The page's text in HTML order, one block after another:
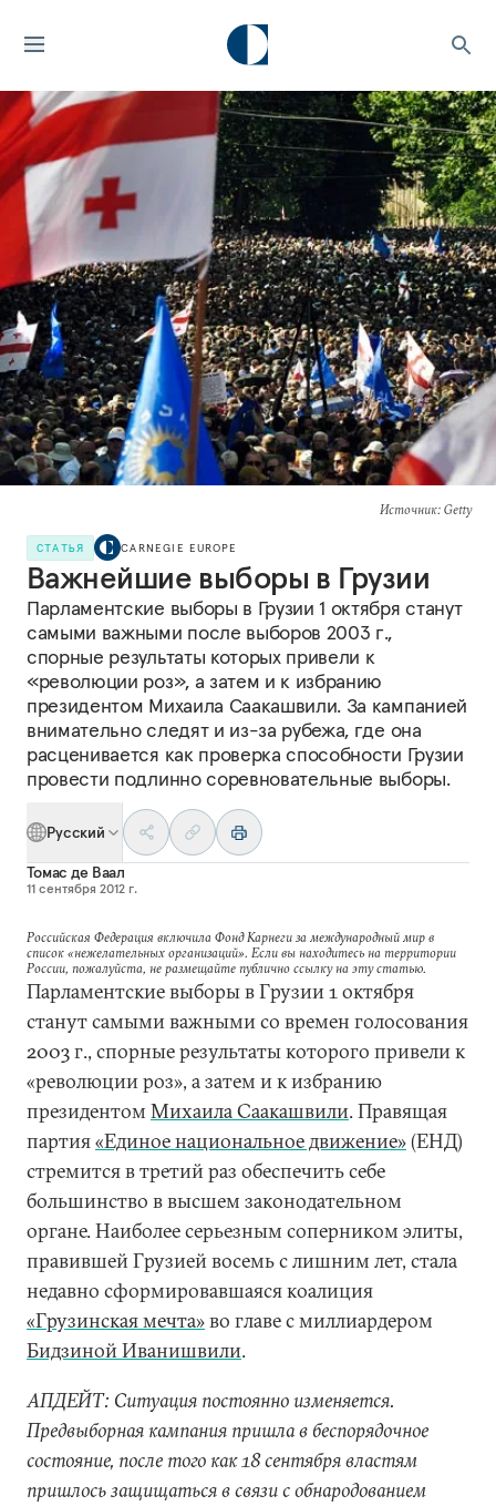
Источник: Getty
СТАТЬЯ CARNEGIE EUROPE
Важнейшие выборы в Грузии
Парламентские выборы в Грузии 1 октября станут
самыми важными после выборов 2003 г.,
спорные результаты которых привели к
«революции роз», а затем и к избранию
президентом Михаила Саакашвили. За кампанией
внимательно следят и из-за рубежа, где она
расценивается как проверка способности Грузии
провести подлинно соревновательные выборы.
Русский
Томас де Ваал
11 сентября 2012 г.
Российская Федерация включила Фонд Карнеги за международный мир в
список «нежелательных организаций». Если вы находитесь на территории
России, пожалуйста, не размещайте публично ссылку на эту статью.
Парламентские выборы в Грузии 1 октября
станут самыми важными со времен голосования
2003 г., спорные результаты которого привели к
«революции роз», а затем и к избранию
президентом Михаила Саакашвили. Правящая
партия«Единое национальное движение»(ЕНД)
стремится в третий раз обеспечить себе
большинство в высшем законодательном
органе. Наиболее серьезным соперником элиты,
правившей Грузией восемь с лишним лет, стала
недавно сформировавшаяся коалиция
«Грузинская мечта»во главе с миллиардером
Бидзиной Иванишвили.
АПДЕЙТ: Ситуация постоянно изменяется.
Предвыборная кампания пришла в беспорядочное
состояние, после того как 18 сентября властям
пришлось защищаться в связи с обнародованием